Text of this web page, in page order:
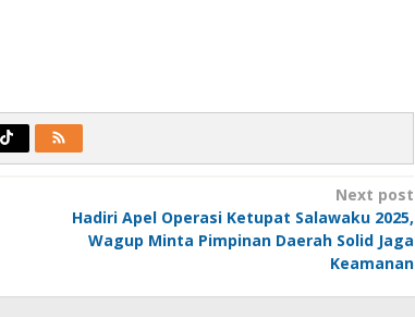
Next post
Hadiri Apel Operasi Ketupat Salawaku 2025,
Wagup Minta Pimpinan Daerah Solid Jaga
Keamanan